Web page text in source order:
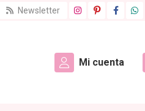
Newsletter
Mi cuenta